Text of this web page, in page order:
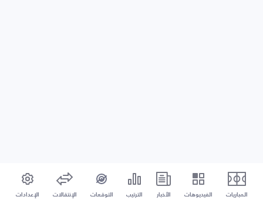
المباريات الفيديوهات الأخبار الترتيب التوقعات الإنتقالات الإعدادات